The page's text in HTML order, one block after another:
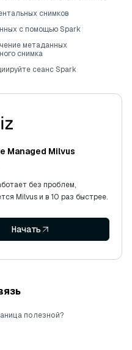
снимков
с помощью Spark
метаданных
снимка
сеанс Spark
Managed Milvus
без проблем,
Milvus и в 10 раз быстрее.
Начать
полезной?